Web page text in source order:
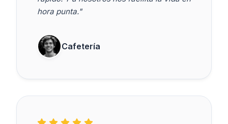
hora punta."
Cafetería